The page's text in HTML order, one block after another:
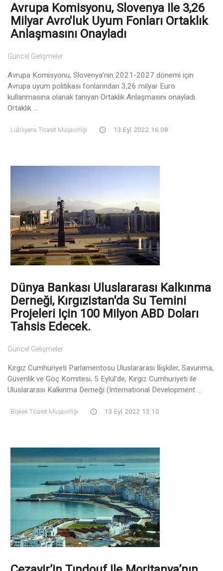
Avrupa Komisyonu, Slovenya Ile 3,26
Milyar Avro'luk Uyum Fonları Ortaklık
Anlaşmasını Onayladı
Güncel Gelişmeler
Avrupa Komisyonu, Slovenya’nın 2021-2027 dönemi için
Avrupa uyum politikası fonlarından 3,26 milyar Euro
kullanmasına olanak tanıyan Ortaklık Anlaşmasını onayladı.
Ortaklık ...
Lübliyana Ticaret Müşavirliği 13 Eyl 2022 16:08
Dünya Bankası Uluslararası Kalkınma
Derneği, Kırgızistan'da Su Temini
Projeleri Için 100 Milyon ABD Doları
Tahsis Edecek.
Güncel Gelişmeler
Kırgız Cumhuriyeti Parlamentosu Uluslararası İlişkiler, Savunma,
Güvenlik ve Göç Komitesi, 5 Eylül'de, Kırgız Cumhuriyeti ile
Uluslararası Kalkınma Derneği (International Development ...
Bişkek Ticaret Müşavirliği 13 Eyl 2022 13:10